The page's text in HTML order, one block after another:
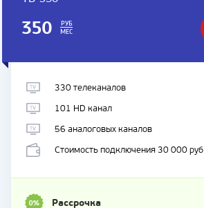
350
РУБ
МЕС
330 телеканалов
101 HD канал
56 аналоговых каналов
Стоимость подключения 30 000 руб
Рассрочка